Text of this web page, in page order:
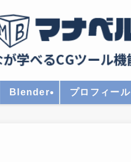
Blender プロフィール